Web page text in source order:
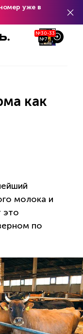
уже в
№30-33
№7
как
молока и
это
по